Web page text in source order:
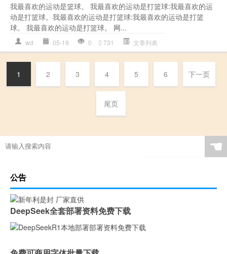
我最喜欢的运动是篮球。 我最喜欢的运动是打篮球:我最喜欢的运
动是打篮球。我最喜欢的运动是打篮球:我最喜欢的运动是打篮
球。 我最喜欢的运动是打篮球。 网...
wd 05-19 0 731 文章列表
1 2 3 4 5 6 下一页
尾页
☚
公告
DeepSeek全套部署资料免费下载